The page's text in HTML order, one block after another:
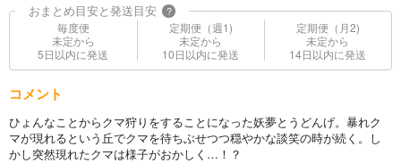
おまとめ目安と発送目安 ?
毎度便
未定から
5日以内に発送
定期便（週1)
未定から
10日以内に発送
定期便（月2)
未定から
14日以内に発送
コメント
ひょんなことからクマ狩りをすることになった妖夢とうどんげ。暴れク
マが現れるという丘でクマを待ちぶせつつ穏やかな談笑の時が続く。し
かし突然現れたクマは様子がおかしく…！？